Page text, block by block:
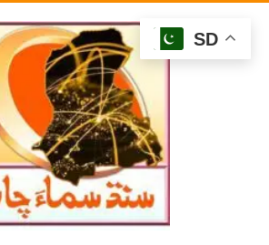
SD